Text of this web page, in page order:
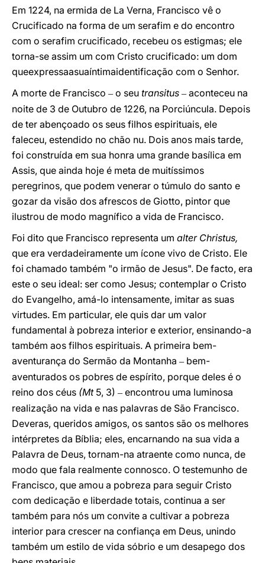
Em 1224, na ermida de La Verna, Francisco vê o
Crucificado na forma de um serafim e do encontro
com o serafim crucificado, recebeu os estigmas; ele
torna-se assim um com Cristo crucificado: um dom
queexpressaasuaíntimaidentificação com o Senhor.
A morte de Francisco – o seu transitus – aconteceu na
noite de 3 de Outubro de 1226, na Porciúncula. Depois
de ter abençoado os seus filhos espirituais, ele
faleceu, estendido no chão nu. Dois anos mais tarde,
foi construída em sua honra uma grande basílica em
Assis, que ainda hoje é meta de muitíssimos
peregrinos, que podem venerar o túmulo do santo e
gozar da visão dos afrescos de Giotto, pintor que
ilustrou de modo magnífico a vida de Francisco.
Foi dito que Francisco representa um alter Christus,
que era verdadeiramente um ícone vivo de Cristo. Ele
foi chamado também "o irmão de Jesus". De facto, era
este o seu ideal: ser como Jesus; contemplar o Cristo
do Evangelho, amá-lo intensamente, imitar as suas
virtudes. Em particular, ele quis dar um valor
fundamental à pobreza interior e exterior, ensinando-a
também aos filhos espirituais. A primeira bem-
aventurança do Sermão da Montanha – bem-
aventurados os pobres de espírito, porque deles é o
reino dos céus (Mt5, 3) – encontrou uma luminosa
realização na vida e nas palavras de São Francisco.
Deveras, queridos amigos, os santos são os melhores
intérpretes da Bíblia; eles, encarnando na sua vida a
Palavra de Deus, tornam-na atraente como nunca, de
modo que fala realmente connosco. O testemunho de
Francisco, que amou a pobreza para seguir Cristo
com dedicação e liberdade totais, continua a ser
também para nós um convite a cultivar a pobreza
interior para crescer na confiança em Deus, unindo
também um estilo de vida sóbrio e um desapego dos